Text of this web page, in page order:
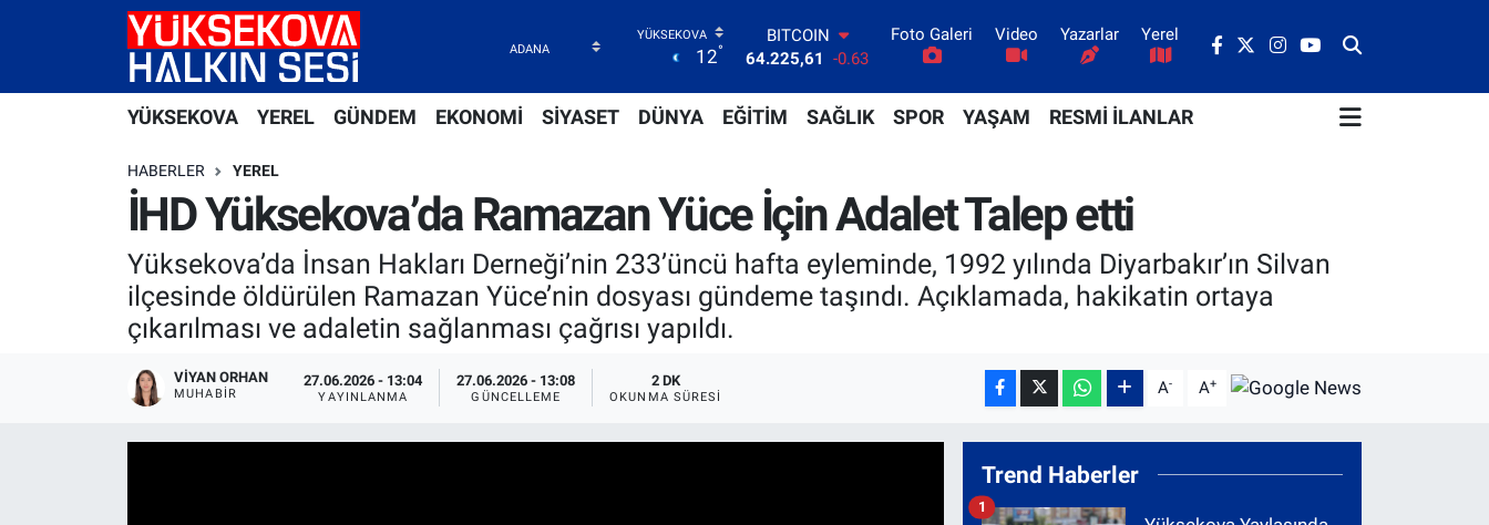
12°
DOLAR
47,7143
0.16
55,0317 -0.02
STERLİN
6510.40
0.45
BİST100
13.799
BITCOIN
64.225,61 -0.63
Foto Galeri Video Yazarlar Yerel
YÜKSEKOVA YEREL GÜNDEM EKONOMİ SİYASET DÜNYA EĞİTİM SAĞLIK SPOR YAŞAM RESMİ İLANLAR
HABERLER YEREL
İHD Yüksekova’da Ramazan Yüce İçin Adalet Talep etti
Yüksekova’da İnsan Hakları Derneği’nin 233’üncü hafta eyleminde, 1992 yılında Diyarbakır’ın Silvan
ilçesinde öldürülen Ramazan Yüce’nin dosyası gündeme taşındı. Açıklamada, hakikatin ortaya
çıkarılması ve adaletin sağlanması çağrısı yapıldı.
VIYAN ORHAN
MUHABIR
27.06.2026 - 13:04
YAYINLANMA
27.06.2026 - 13:08
GÜNCELLEME
2 DK
OKUNMA SÜRESI A- A+
Trend Haberler
1
Yüksekova Nöbetçi Eczaneler
Yüksekova Trafik Yoğunluk Haritası
Süper Lig Puan Durumu ve Fikstür
Tüm Manşetler
Son Dakika Haberleri